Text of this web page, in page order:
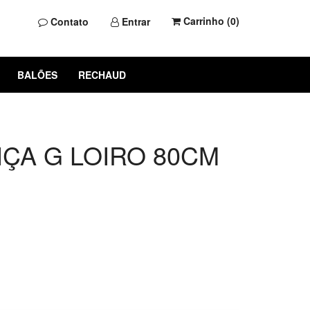
Contato Entrar Carrinho (0)
BALÕES RECHAUD
G LOIRO 80CM